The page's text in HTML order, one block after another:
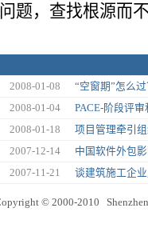
题，查找根源而
2008-01-08
“空窗期”怎么
2008-01-04
PACE-阶段评
2008-01-18
项目管理牵引
2007-12-14
中国软件外包
2007-11-21 谈建筑施工企
© 2000-2010